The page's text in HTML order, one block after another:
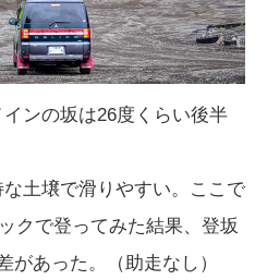
ンの坂は26度くらい後半
土壌で滑りやすい。ここで
クで登ってみた結果、登坂
があった。（助走なし）